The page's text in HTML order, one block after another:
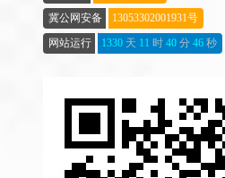
冀公网安备
13053302001931号
网站运行
1330 天 11 时 40 分 47 秒